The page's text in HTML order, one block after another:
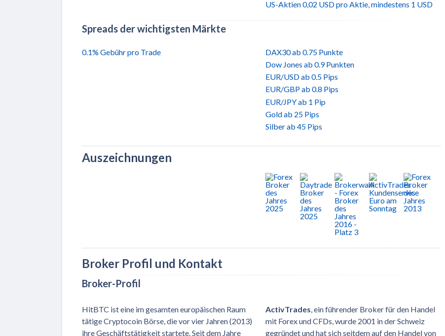
US-Aktien 0,02 USD pro Aktie, mindestens 1 USD
Spreads der wichtigsten Märkte
0.1% Gebühr pro Trade
DAX30 ab 0.75 Punkte
Dow Jones ab 0.9 Punkten
EUR/USD ab 0.5 Pips
EUR/GBP ab 0.8 Pips
EUR/JPY ab 1 Pip
Gold ab 25 Pips
Silber ab 45 Pips
Auszeichnungen
Broker Profil und Kontakt
Broker-Profil
HitBTC ist eine im gesamten europäischen Raum
tätige Cryptocoin Börse, die vor vier Jahren (2013)
ihre Geschäftstätigkeit startete. Seit dem Jahre
ActivTrades, ein führender Broker für den Handel
mit Forex und CFDs, wurde 2001 in der Schweiz
gegründet und hat sich seitdem auf den Handel von